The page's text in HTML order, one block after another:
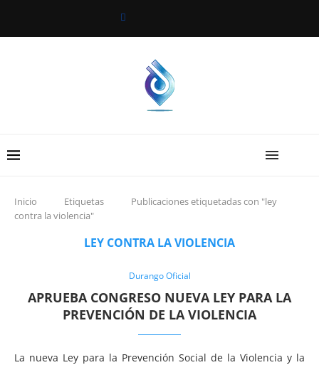
Inicio Etiquetas
Publicaciones etiquetadas con "ley
contra la violencia"
LEY CONTRA LA VIOLENCIA
Durango Oficial
APRUEBA CONGRESO NUEVA LEY PARA LA
PREVENCIÓN DE LA VIOLENCIA
La nueva Ley para la Prevención Social de la Violencia y la